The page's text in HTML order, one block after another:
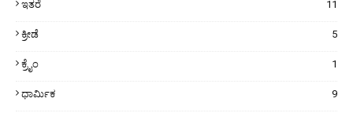
ಇತರೆ 11
ಕ್ರೀಡೆ 5
ಕ್ರೈಂ 1
ಧಾರ್ಮಿಕ 9